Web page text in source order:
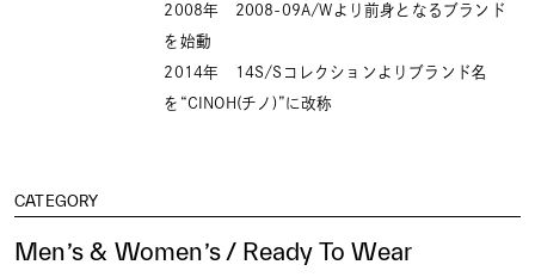
2008年 2008-09A/Wより前身となるブランド
を始動
2014年 14S/Sコレクションよりブランド名
を“CINOH(チノ)”に改称
CATEGORY
Men’s & Women’s / Ready To Wear